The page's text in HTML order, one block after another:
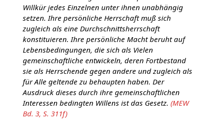
Willkür jedes Einzelnen unter ihnen unabhängig
setzen. Ihre persönliche Herrschaft muß sich
zugleich als eine Durchschnittsherrschaft
konstituieren. Ihre persönliche Macht beruht auf
Lebensbedingungen, die sich als Vielen
gemeinschaftliche entwickeln, deren Fortbestand
sie als Herrschende gegen andere und zugleich als
für Alle geltende zu behaupten haben. Der
Ausdruck dieses durch ihre gemeinschaftlichen
Interessen bedingten Willens ist das Gesetz. (MEW
Bd. 3, S. 311f)